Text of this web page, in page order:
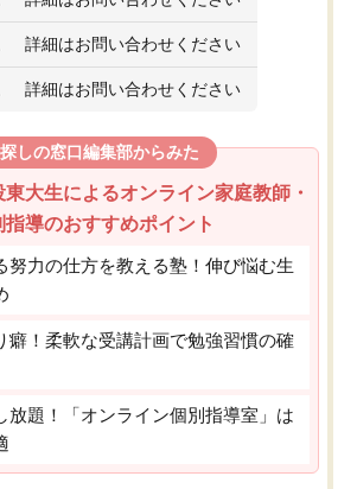
詳細はお問い合わせください
詳細はお問い合わせください
しの窓口編集部からみた
大生によるオンライン家庭教師・
指導のおすすめポイント
努力の仕方を教える塾！伸び悩む生
癖！柔軟な受講計画で勉強習慣の確
放題！「オンライン個別指導室」は